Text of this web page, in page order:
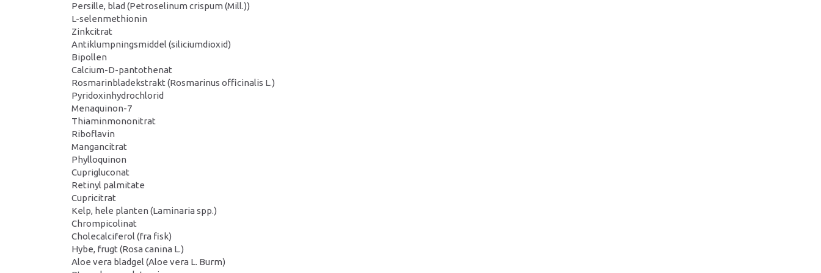
Persille, blad (Petroselinum crispum (Mill.))
L-selenmethionin
Zinkcitrat
Antiklumpningsmiddel (siliciumdioxid)
Bipollen
Calcium-D-pantothenat
Rosmarinbladekstrakt (Rosmarinus officinalis L.)
Pyridoxinhydrochlorid
Menaquinon-7
Thiaminmononitrat
Riboflavin
Mangancitrat
Phylloquinon
Cuprigluconat
Retinyl palmitate
Cupricitrat
Kelp, hele planten (Laminaria spp.)
Chrompicolinat
Cholecalciferol (fra fisk)
Hybe, frugt (Rosa canina L.)
Aloe vera bladgel (Aloe vera L. Burm)